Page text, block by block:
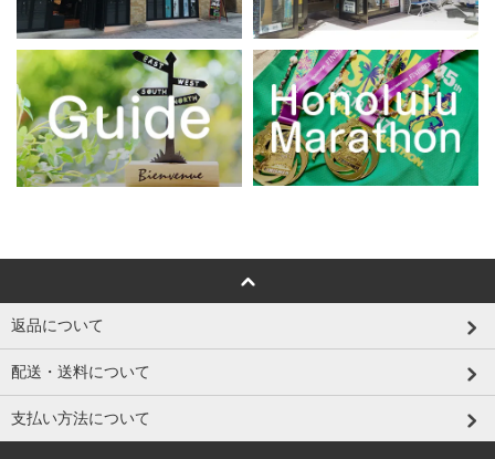
返品について
配送・送料について
支払い方法について